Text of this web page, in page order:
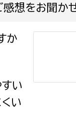
想をお聞か
か
い
い